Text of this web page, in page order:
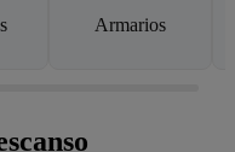
Armarios